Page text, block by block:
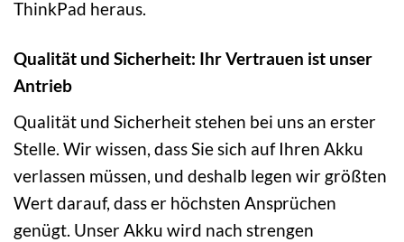
ThinkPad heraus.
Qualität und Sicherheit: Ihr Vertrauen ist unser
Antrieb
Qualität und Sicherheit stehen bei uns an erster
Stelle. Wir wissen, dass Sie sich auf Ihren Akku
verlassen müssen, und deshalb legen wir größten
Wert darauf, dass er höchsten Ansprüchen
genügt. Unser Akku wird nach strengen